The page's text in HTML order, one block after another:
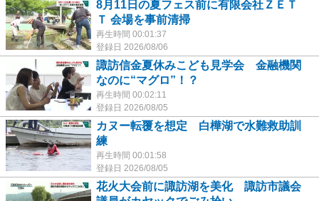
8月11日の夏フェス前に有限会社ＺＥＴ
Ｔ 会場を事前清掃
再生時間 00:01:37
登録日 2026/08/06
諏訪信金夏休みこども見学会 金融機関
なのに“マグロ”！？
再生時間 00:02:11
登録日 2026/08/05
カヌー転覆を想定 白樺湖で水難救助訓
練
再生時間 00:01:58
登録日 2026/08/05
花火大会前に諏訪湖を美化 諏訪市議会